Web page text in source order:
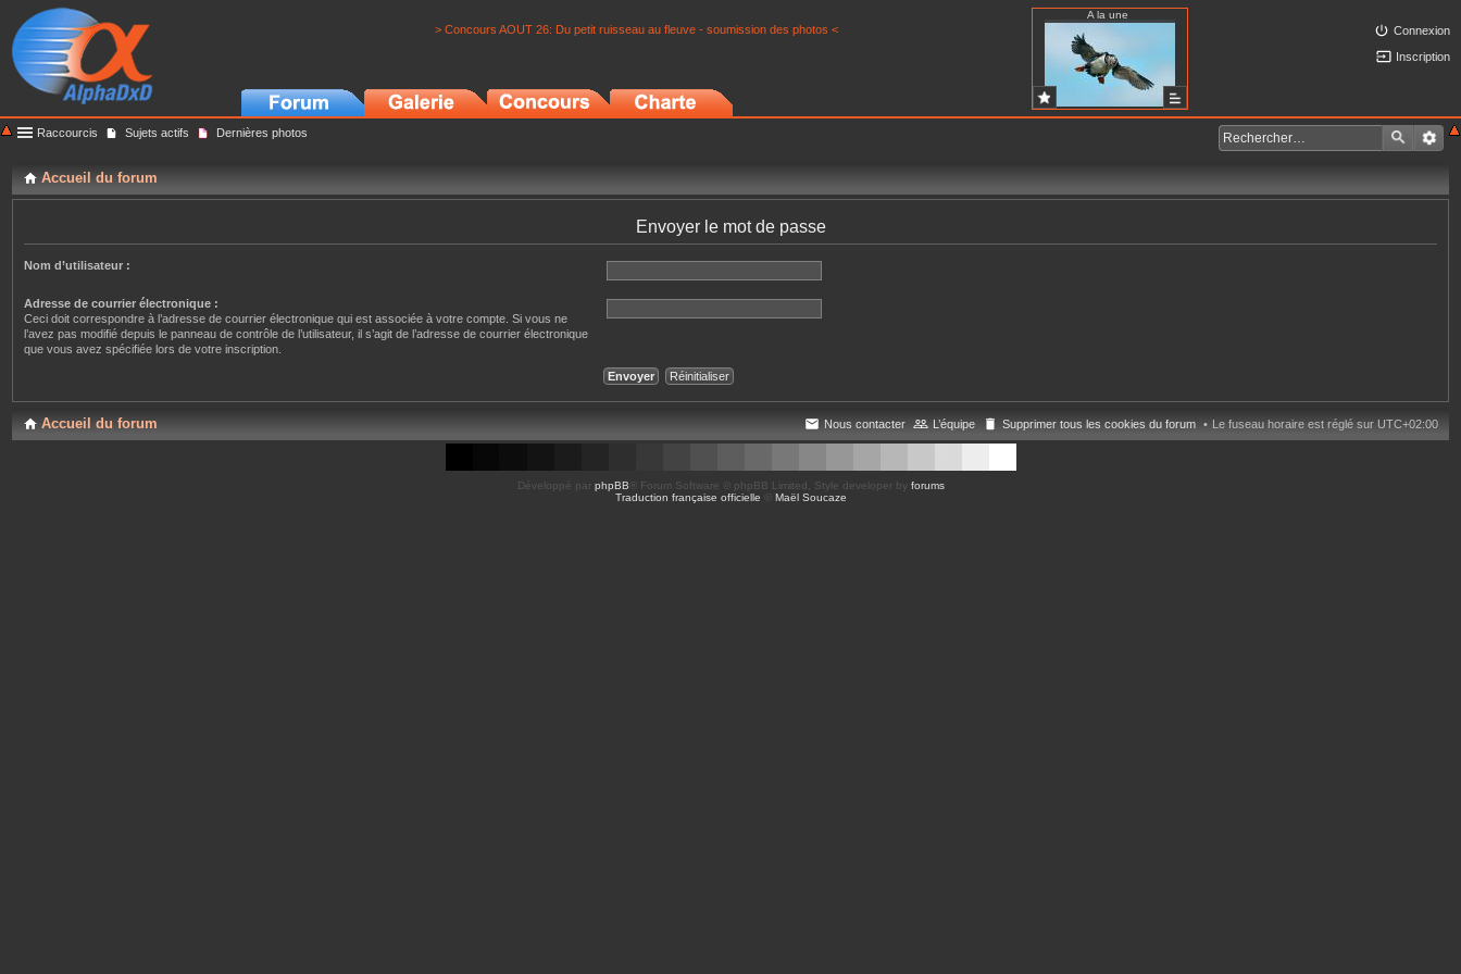
> Concours AOUT 26: Du petit ruisseau au fleuve - soumission des photos <
A la une
Connexion
Inscription
Raccourcis Sujets actifs Dernières photos
Accueil du forum
Envoyer le mot de passe
Nom d’utilisateur :
Adresse de courrier électronique :
Ceci doit correspondre à l’adresse de courrier électronique qui est associée à votre compte. Si vous ne
l’avez pas modifié depuis le panneau de contrôle de l’utilisateur, il s’agit de l’adresse de courrier électronique
que vous avez spécifiée lors de votre inscription.
Accueil du forum Le fuseau horaire est réglé sur UTC+02:00
Supprimer tous les cookies du forum
L’équipe
Nous contacter
Développé par phpBB ® Forum Software © phpBB Limited , Style developer by forums
Traduction française officielle
Maël Soucaze